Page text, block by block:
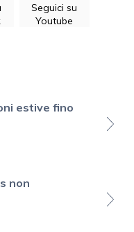
Seguici su
Youtube
estive fino
non